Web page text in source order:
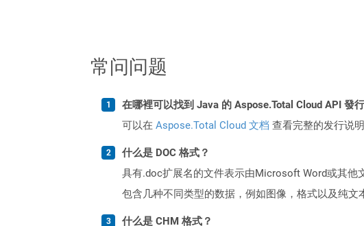
常问问题
在哪裡可以找到 Java 的 Aspose.Total Cloud API 發
可以在 Aspose.Total Cloud 文档 查看完整的发行说明
什么是 DOC 格式？
具有.doc扩展名的文件表示由Microsoft Word或其他
包含几种不同类型的数据，例如图像，格式以及纯文
什么是 CHM 格式？